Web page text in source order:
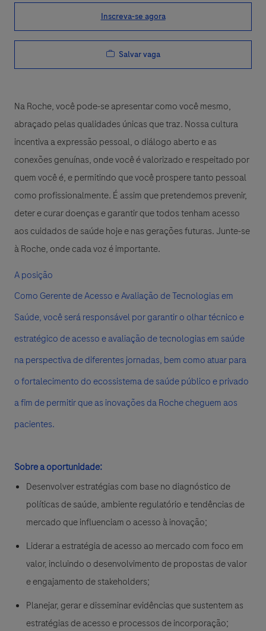
Inscreva-se agora
Salvar vaga
Na Roche, você pode-se apresentar como você mesmo,
abraçado pelas qualidades únicas que traz. Nossa cultura
incentiva a expressão pessoal, o diálogo aberto e as
conexões genuínas, onde você é valorizado e respeitado por
quem você é, e permitindo que você prospere tanto pessoal
como profissionalmente. É assim que pretendemos prevenir,
deter e curar doenças e garantir que todos tenham acesso
aos cuidados de saúde hoje e nas gerações futuras. Junte-se
à Roche, onde cada voz é importante.
A posição
Como Gerente de Acesso e Avaliação de Tecnologias em
Saúde, você será responsável por garantir o olhar técnico e
estratégico de acesso e avaliação de tecnologias em saúde
na perspectiva de diferentes jornadas, bem como atuar para
o fortalecimento do ecossistema de saúde público e privado
a fim de permitir que as inovações da Roche cheguem aos
pacientes.
Sobre a oportunidade:
Desenvolver estratégias com base no diagnóstico de
políticas de saúde, ambiente regulatório e tendências de
mercado que influenciam o acesso à inovação;
Liderar a estratégia de acesso ao mercado com foco em
valor, incluindo o desenvolvimento de propostas de valor
e engajamento de stakeholders;
Planejar, gerar e disseminar evidências que sustentem as
estratégias de acesso e processos de incorporação;